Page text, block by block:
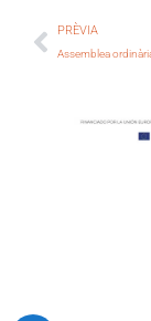
PRÈVIA
Assemblea